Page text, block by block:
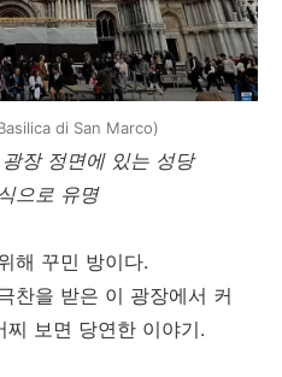
di San Marco)
장 정면에 있는 성당
으로 유명
해 꾸민 방이다.
찬을 받은 이 광장에서 커
보면 당연한 이야기.